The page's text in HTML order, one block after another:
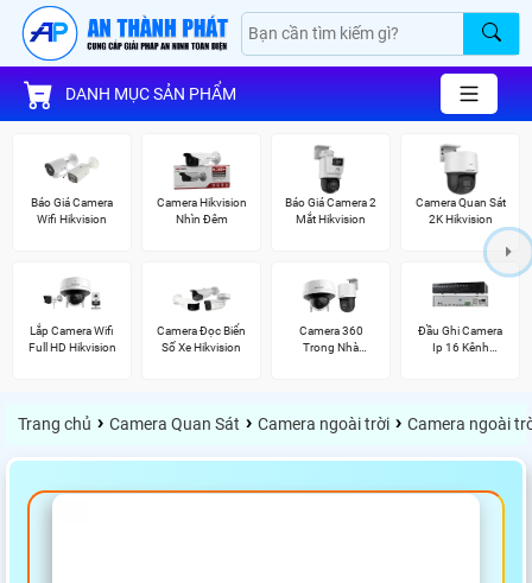
DANH MỤC SẢN PHẨM
Báo Giá Camera
Wifi Hikvision
Camera Hikvision
Nhìn Đêm
Báo Giá Camera 2
Mắt Hikvision
Camera Quan Sát
2K Hikvision
Lắp Camera Wifi
Full HD Hikvision
Camera Đọc Biển
Số Xe Hikvision
Camera 360
Trong Nhà
Đầu Ghi Camera
Ip 16 Kênh
Trang chủ › Camera Quan Sát › Camera ngoài trời › Camera ngoài